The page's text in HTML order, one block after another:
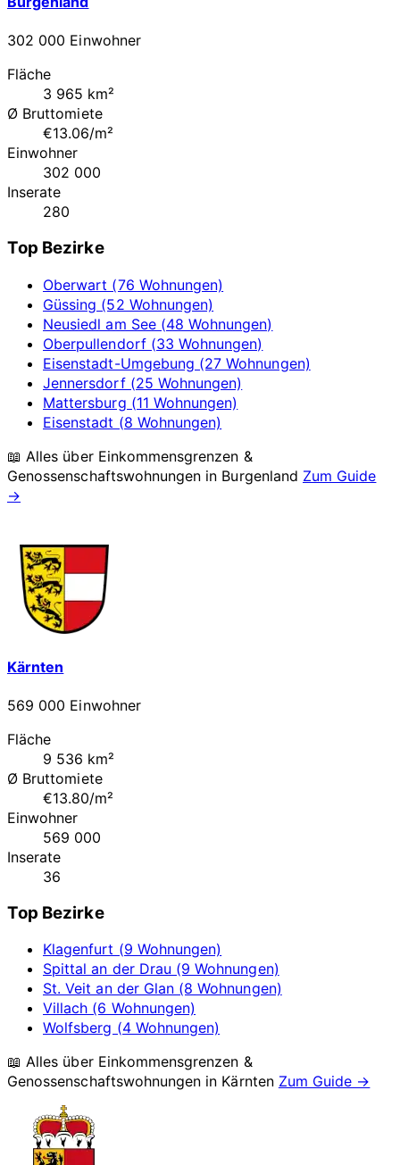
302 000 Einwohner
Fläche
3 965 km²
Ø Bruttomiete
€13.06/m²
Einwohner
302 000
Inserate
280
Top Bezirke
Oberwart (76 Wohnungen)
Güssing (52 Wohnungen)
Neusiedl am See (48 Wohnungen)
Oberpullendorf (33 Wohnungen)
Eisenstadt-Umgebung (27 Wohnungen)
Jennersdorf (25 Wohnungen)
Mattersburg (11 Wohnungen)
Eisenstadt (8 Wohnungen)
📖 Alles über Einkommensgrenzen &
Genossenschaftswohnungen in Burgenland Zum Guide
→
Kärnten
569 000 Einwohner
Fläche
9 536 km²
Ø Bruttomiete
€13.80/m²
Einwohner
569 000
Inserate
36
Top Bezirke
Klagenfurt (9 Wohnungen)
Spittal an der Drau (9 Wohnungen)
St. Veit an der Glan (8 Wohnungen)
Villach (6 Wohnungen)
Wolfsberg (4 Wohnungen)
📖 Alles über Einkommensgrenzen &
Genossenschaftswohnungen in Kärnten Zum Guide →